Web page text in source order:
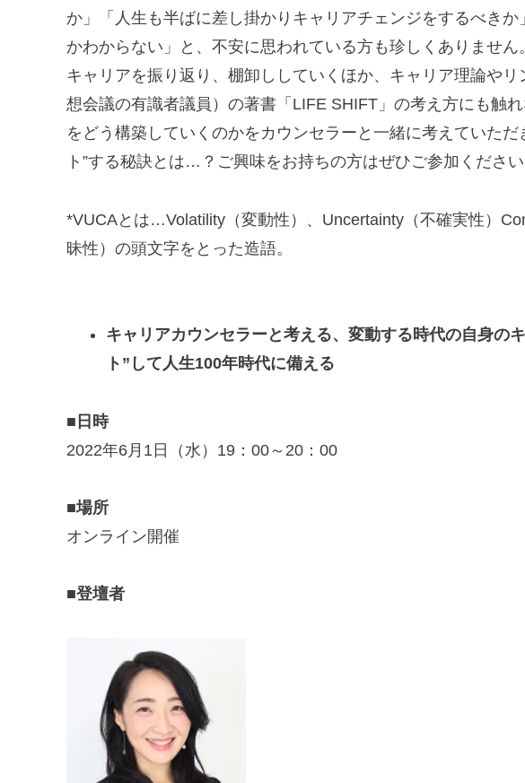
か」「人生も半ばに差し掛かりキャリアチェンジをするべき
かわからない」と、不安に思われている方も珍しくありませ
キャリアを振り返り、棚卸ししていくほか、キャリア理論や
想会議の有識者議員）の著書「LIFE SHIFT」の考え方にも触
をどう構築していくのかをカウンセラーと一緒に考えていただ
ト”する秘訣とは…？ご興味をお持ちの方はぜひご参加ください
*VUCAとは…Volatility（変動性）、Uncertainty（不確実性）
昧性）の頭文字をとった造語。
キャリアカウンセラーと考える、変動する時代の自身
ト”して人生100年時代に備える
■日時
2022年6月1日（水）19：00～20：00
■場所
オンライン開催
■登壇者